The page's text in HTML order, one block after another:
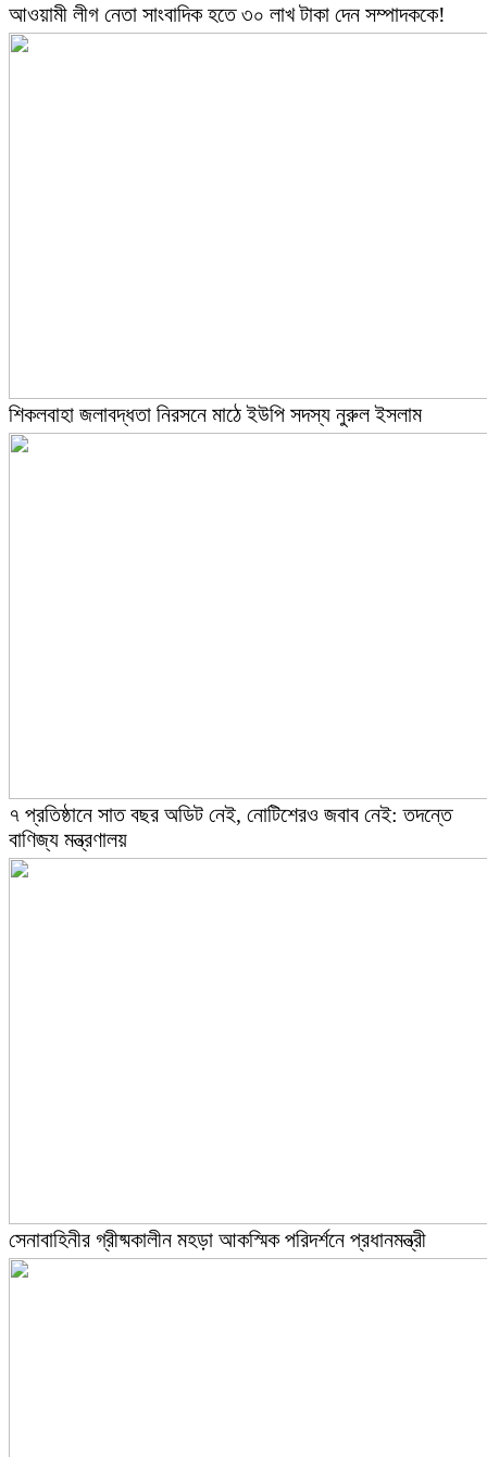
আওয়ামী লীগ নেতা সাংবাদিক হতে ৩০ লাখ টাকা দেন সম্পাদককে!
শিকলবাহা জলাবদ্ধতা নিরসনে মাঠে ইউপি সদস্য নুরুল ইসলাম
৭ প্রতিষ্ঠানে সাত বছর অডিট নেই, নোটিশেরও জবাব নেই: তদন্তে
বাণিজ্য মন্ত্রণালয়
সেনাবাহিনীর গ্রীষ্মকালীন মহড়া আকস্মিক পরিদর্শনে প্রধানমন্ত্রী